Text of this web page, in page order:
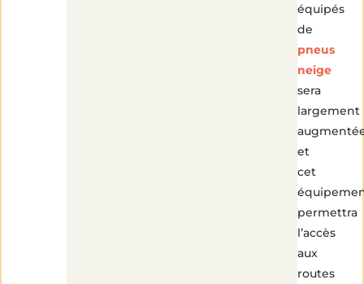
équipés
de
pneus
neige
sera
largement
et
cet
permettra
l’accès
aux
routes